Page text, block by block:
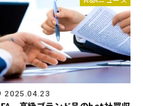
2025.04.23